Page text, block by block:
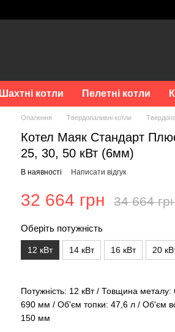
Шахтні котли Пелетні котли
Опалення Твердопаливні котли
Котел Маяк Стандарт
25, 30, 50 кВт (6мм)
В наявності Написати відгук
32 664 грн 34 664
Оберіть потужність
12 кВт 14 кВт 16 кВт 20
Потужність: 12 кВт / Товщина
690 мм / Об'єм топки: 47,6 л / Об'єм
150 мм